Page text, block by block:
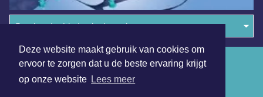
Deze website maakt gebruik van cookies om
ervoor te zorgen dat u de beste ervaring krijgt
op onze website Lees meer
Overige dagbladen in de regio
Algemene voorwaarden
Disclaimer